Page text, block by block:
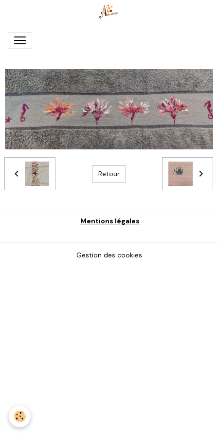
Retour
Mentions légales
Gestion des cookies